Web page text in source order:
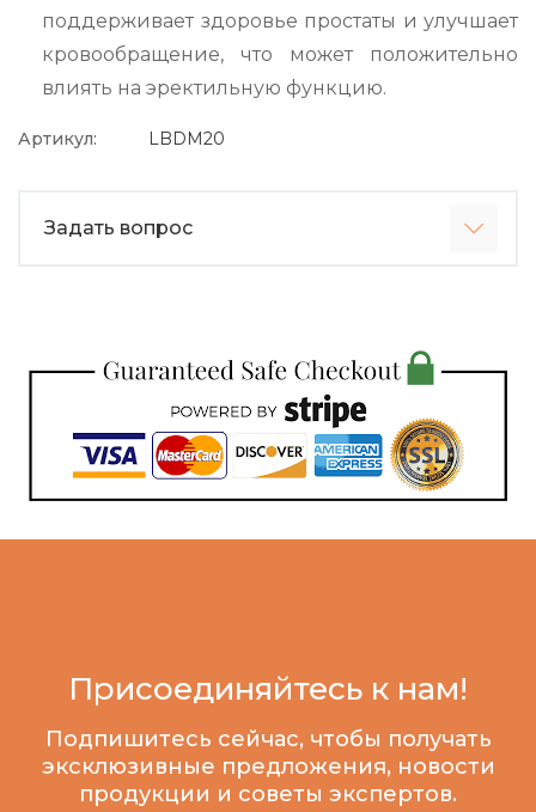
поддерживает здоровье простаты и улучшает
кровообращение, что может положительно
влиять на эректильную функцию.
Артикул: LBDM20
Задать вопрос
Присоединяйтесь к нам!
Подпишитесь сейчас, чтобы получать
эксклюзивные предложения, новости
продукции и советы экспертов.